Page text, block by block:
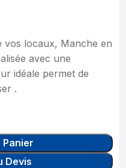
vos locaux, Manche en
avec une
idéale permet de
.
Devis